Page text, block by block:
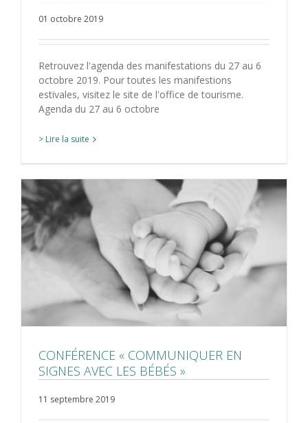
01 octobre 2019
Retrouvez l'agenda des manifestations du 27 au 6
octobre 2019. Pour toutes les manifestions
estivales, visitez le site de l'office de tourisme.
Agenda du 27 au 6 octobre
> Lire la suite
CONFÉRENCE « COMMUNIQUER EN
SIGNES AVEC LES BÉBÉS »
11 septembre 2019